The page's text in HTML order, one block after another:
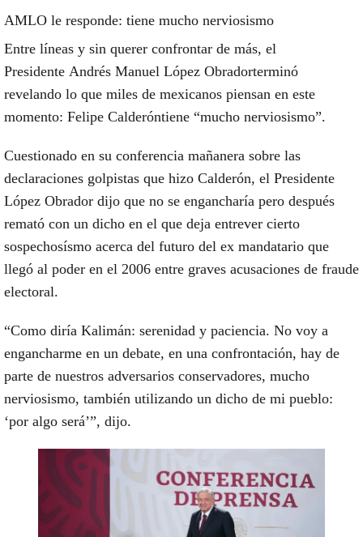
AMLO le responde: tiene mucho nerviosismo
Entre líneas y sin querer confrontar de más, el
Presidente Andrés Manuel López Obradorterminó
revelando lo que miles de mexicanos piensan en este
momento: Felipe Calderóntiene “mucho nerviosismo”.
Cuestionado en su conferencia mañanera sobre las
declaraciones golpistas que hizo Calderón, el Presidente
López Obrador dijo que no se engancharía pero después
remató con un dicho en el que deja entrever cierto
sospechosísmo acerca del futuro del ex mandatario que
llegó al poder en el 2006 entre graves acusaciones de fraude
electoral.
“Como diría Kalimán: serenidad y paciencia. No voy a
engancharme en un debate, en una confrontación, hay de
parte de nuestros adversarios conservadores, mucho
nerviosismo, también utilizando un dicho de mi pueblo:
‘por algo será’”, dijo.